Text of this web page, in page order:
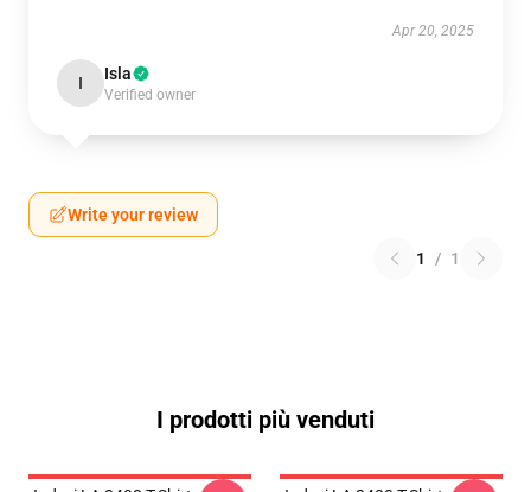
Apr 20, 2025
I Isla
Verified owner
Write your review
1 / 1
I prodotti più venduti